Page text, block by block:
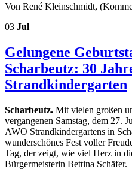
Von René Kleinschmidt,
03 Jul
Gelungene
Scharbeutz: 30
Strandkindergarten
Scharbeutz. Mit vielen großen
vergangenen Samstag, dem 27.
AWO Strandkindergartens in
wunderschönes Fest voller
Tag, der zeigt, wie viel Herz in
Bürgermeisterin Bettina Schäfer.